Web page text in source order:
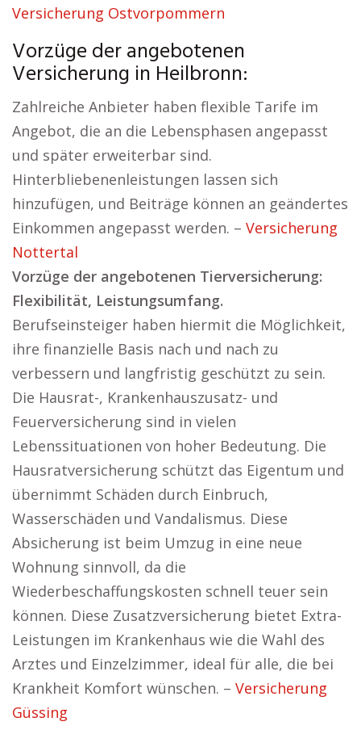
Versicherung Ostvorpommern
Vorzüge der angebotenen
Versicherung in Heilbronn:
Zahlreiche Anbieter haben flexible Tarife im
Angebot, die an die Lebensphasen angepasst
und später erweiterbar sind.
Hinterbliebenenleistungen lassen sich
hinzufügen, und Beiträge können an geändertes
Einkommen angepasst werden. – Versicherung
Nottertal
Vorzüge der angebotenen Tierversicherung:
Flexibilität, Leistungsumfang.
Berufseinsteiger haben hiermit die Möglichkeit,
ihre finanzielle Basis nach und nach zu
verbessern und langfristig geschützt zu sein.
Die Hausrat-, Krankenhauszusatz- und
Feuerversicherung sind in vielen
Lebenssituationen von hoher Bedeutung. Die
Hausratversicherung schützt das Eigentum und
übernimmt Schäden durch Einbruch,
Wasserschäden und Vandalismus. Diese
Absicherung ist beim Umzug in eine neue
Wohnung sinnvoll, da die
Wiederbeschaffungskosten schnell teuer sein
können. Diese Zusatzversicherung bietet Extra-
Leistungen im Krankenhaus wie die Wahl des
Arztes und Einzelzimmer, ideal für alle, die bei
Krankheit Komfort wünschen. – Versicherung
Güssing